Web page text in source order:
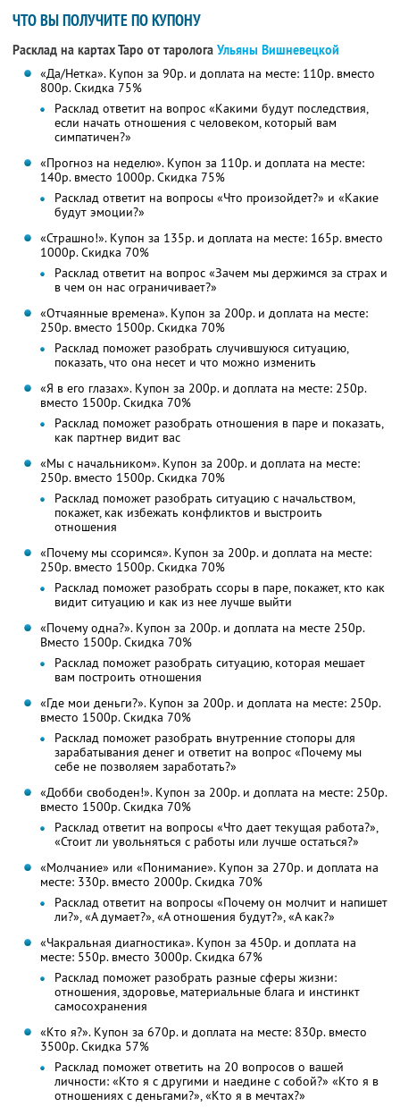
ЧТО ВЫ ПОЛУЧИТЕ ПО КУПОНУ
Расклад на картах Таро от таролога Ульяны Вишневецкой
«Да/Нетка». Купон за 90р. и доплата на месте: 110р. вместо
800р. Скидка 75%
Расклад ответит на вопрос «Какими будут последствия,
если начать отношения с человеком, который вам
симпатичен?»
«Прогноз на неделю». Купон за 110р. и доплата на месте:
140р. вместо 1000р. Скидка 75%
Расклад ответит на вопросы «Что произойдет?» и «Какие
будут эмоции?»
«Страшно!». Купон за 135р. и доплата на месте: 165р. вместо
1000р. Скидка 70%
Расклад ответит на вопрос «Зачем мы держимся за страх и
в чем он нас ограничивает?»
«Отчаянные времена». Купон за 200р. и доплата на месте:
250р. вместо 1500р. Скидка 70%
Расклад поможет разобрать случившуюся ситуацию,
показать, что она несет и что можно изменить
«Я в его глазах». Купон за 200р. и доплата на месте: 250р.
вместо 1500р. Скидка 70%
Расклад поможет разобрать отношения в паре и показать,
как партнер видит вас
«Мы с начальником». Купон за 200р. и доплата на месте:
250р. вместо 1500р. Скидка 70%
Расклад поможет разобрать ситуацию с начальством,
покажет, как избежать конфликтов и выстроить
отношения
«Почему мы ссоримся». Купон за 200р. и доплата на месте:
250р. вместо 1500р. Скидка 70%
Расклад поможет разобрать ссоры в паре, покажет, кто как
видит ситуацию и как из нее лучше выйти
«Почему одна?». Купон за 200р. и доплата на месте 250р.
Вместо 1500р. Скидка 70%
Расклад поможет разобрать ситуацию, которая мешает
вам построить отношения
«Где мои деньги?». Купон за 200р. и доплата на месте: 250р.
вместо 1500р. Скидка 70%
Расклад поможет разобрать внутренние стопоры для
зарабатывания денег и ответит на вопрос «Почему мы
себе не позволяем заработать?»
«Добби свободен!». Купон за 200р. и доплата на месте: 250р.
вместо 1500р. Скидка 70%
Расклад ответит на вопросы «Что дает текущая работа?»,
«Стоит ли увольняться с работы или лучше остаться?»
«Молчание» или «Понимание». Купон за 270р. и доплата на
месте: 330р. вместо 2000р. Скидка 70%
Расклад ответит на вопросы «Почему он молчит и напишет
ли?», «А думает?», «А отношения будут?», «А как?»
«Чакральная диагностика». Купон за 450р. и доплата на
месте: 550р. вместо 3000р. Скидка 67%
Расклад поможет разобрать разные сферы жизни:
отношения, здоровье, материальные блага и инстинкт
самосохранения
«Кто я?». Купон за 670р. и доплата на месте: 830р. вместо
3500р. Скидка 57%
Расклад поможет ответить на 20 вопросов о вашей
личности: «Кто я с другими и наедине с собой?» «Кто я в
отношениях с деньгами?», «Кто я в мечтах?»